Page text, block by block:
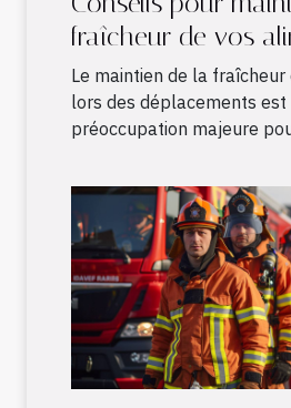
fraîcheur de vos
un sac à dos
Le maintien de la
lors des déplacements est
préoccupation majeure